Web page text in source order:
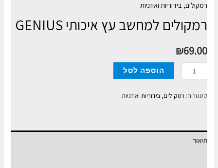
רמקולים, בידוריות ואוזניות
רמקולים למחשב עץ איכותי GENIUS
₪69.00
כמות
של
רמקולים
איכותי
הוספה לסל
קטגוריה: רמקולים, בידוריות ואוזניות
תיאור